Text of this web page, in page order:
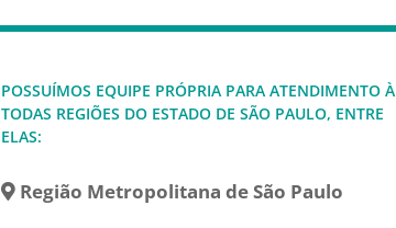
POSSUÍMOS EQUIPE PRÓPRIA PARA ATENDIMENTO À
TODAS REGIÕES DO ESTADO DE SÃO PAULO, ENTRE
ELAS:
Região Metropolitana de São Paulo